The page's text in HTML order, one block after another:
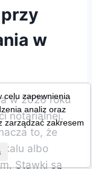
w
w 2026 roku
notarialnej.
to, że
albo
Stawki są
celu zapewnienia
analiz oraz
zarządzać zakresem